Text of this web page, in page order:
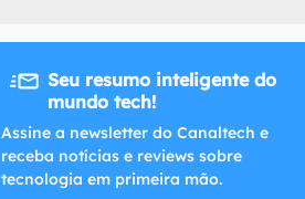
Seu resumo inteligente do
mundo tech!
Assine a newsletter do Canaltech e
receba notícias e reviews sobre
tecnologia em primeira mão.